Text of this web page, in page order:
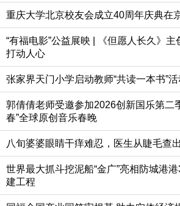
重庆大学北京校友会成立40周年庆典在
“有福电影”公益展映 | 《但愿人长久》
打动人心
张家界天门小学启动教师“共读一本书”活
郭倩倩老师受邀参加2026创新国乐第二
春”全球原创音乐春晚
八旬婆婆眼睛干痒难忍，医生从睫毛查
世界最大抓斗挖泥船“金广”亮相防城港
建工程